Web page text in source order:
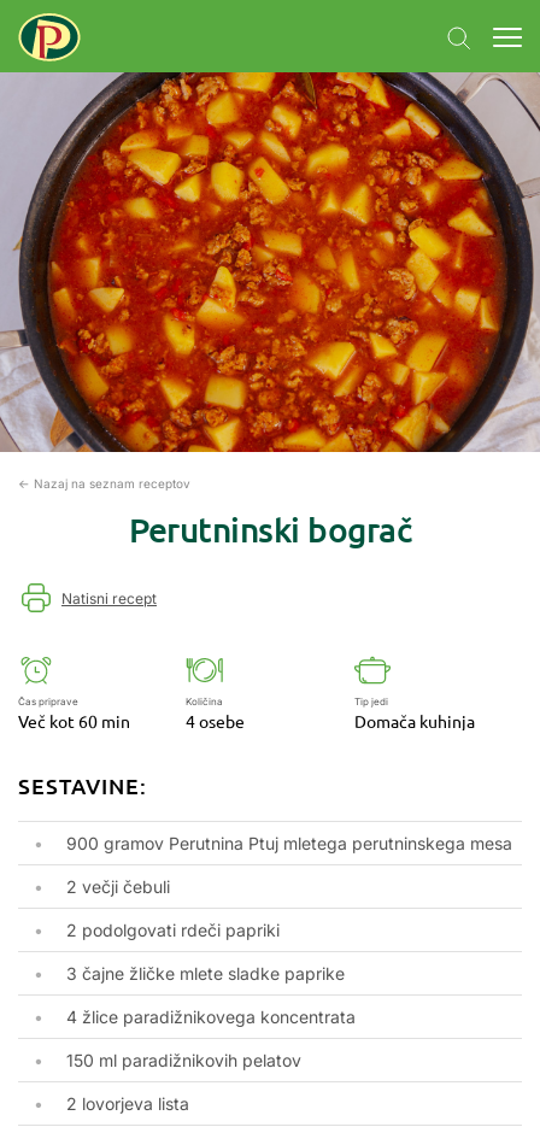
← Nazaj na seznam receptov
Perutninski bograč
Natisni recept
Čas priprave
Več kot 60 min
Količina
4 osebe
Tip jedi
Domača kuhinja
SESTAVINE:
900 gramov Perutnina Ptuj mletega perutninskega mesa
2 večji čebuli
2 podolgovati rdeči papriki
3 čajne žličke mlete sladke paprike
4 žlice paradižnikovega koncentrata
150 ml paradižnikovih pelatov
2 lovorjeva lista